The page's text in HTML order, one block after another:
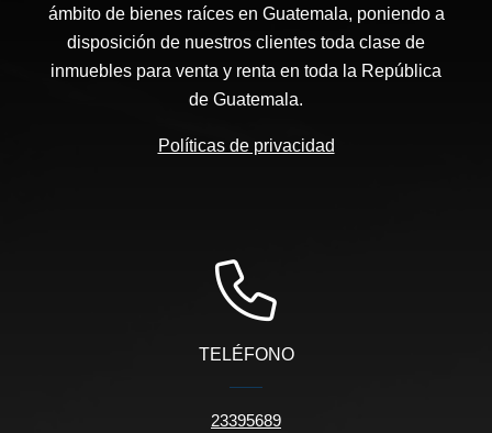
ámbito de bienes raíces en Guatemala, poniendo a
disposición de nuestros clientes toda clase de
inmuebles para venta y renta en toda la República
de Guatemala.
Políticas de privacidad
TELÉFONO
23395689